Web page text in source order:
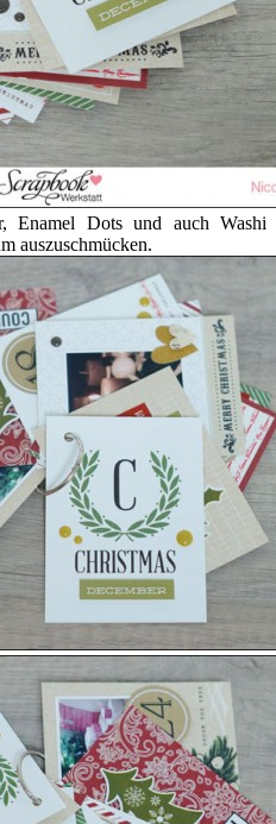
Dots und auch Washi
auszuschmücken.